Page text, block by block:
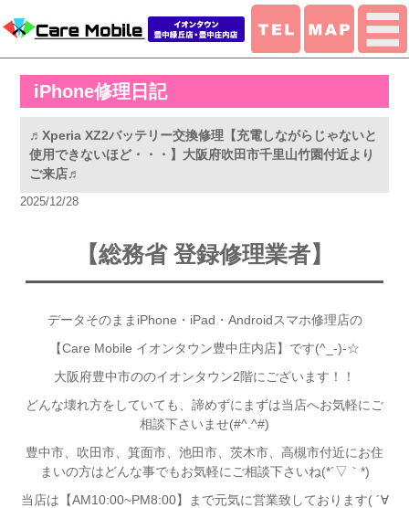
iPhone修理日記
♬Xperia XZ2バッテリー交換修理【充電しながらじゃないと
使用できないほど・・・】大阪府吹田市千里山竹園付近より
ご来店♬
2025/12/28
【総務省 登録修理業者】
データそのままiPhone・iPad・Androidスマホ修理店の
【Care Mobile イオンタウン豊中庄内店】です(^_-)-☆
大阪府豊中市ののイオンタウン2階にございます！！
どんな壊れ方をしていても、諦めずにまずは当店へお気軽にご
相談下さいませ(#^.^#)
豊中市、吹田市、箕面市、池田市、茨木市、高槻市付近にお住
まいの方はどんな事でもお気軽にご相談下さいね(*´▽｀*)
当店は【AM10:00~PM8:00】まで元気に営業致しております( ´∀